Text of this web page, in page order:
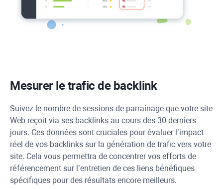
Mesurer le trafic de backlink
Suivez le nombre de sessions de parrainage que votre site
Web reçoit via ses backlinks au cours des 30 derniers
jours. Ces données sont cruciales pour évaluer l’impact
réel de vos backlinks sur la génération de trafic vers votre
site. Cela vous permettra de concentrer vos efforts de
référencement sur l’entretien de ces liens bénéfiques
spécifiques pour des résultats encore meilleurs.